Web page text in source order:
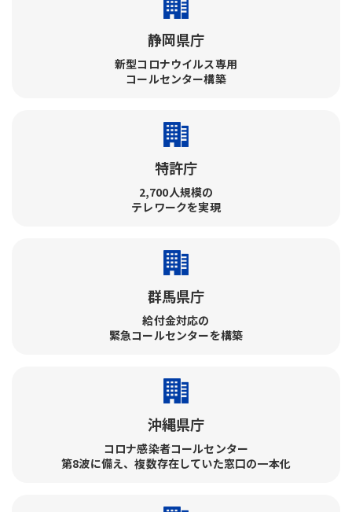
静岡県庁
新型コロナウイルス専用
コールセンター構築
特許庁
2,700人規模の
テレワークを実現
群馬県庁
給付金対応の
緊急コールセンターを構築
沖縄県庁
コロナ感染者コールセンター​
第8波に備え、複数存在していた窓口の一本化